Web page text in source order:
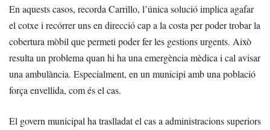
En aquests casos, recorda Carrillo, l’única solució implica agafar
el cotxe i recórrer uns en direcció cap a la costa per poder trobar la
cobertura mòbil que permeti poder fer les gestions urgents. Això
resulta un problema quan hi ha una emergència mèdica i cal avisar
una ambulància. Especialment, en un municipi amb una població
força envellida, com és el cas.
El govern municipal ha traslladat el cas a administracions superiors